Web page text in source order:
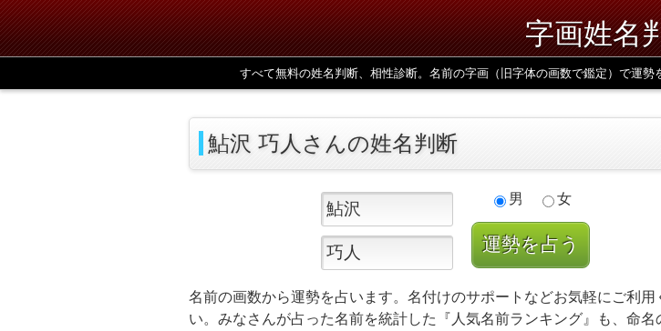
字画姓名
すべて無料の姓名判断、相性診断。名前の字画（旧字体の画数で鑑定）で運勢
鮎沢 巧人さんの姓名判断
男 女
名前の画数から運勢を占います。名付けのサポートなどお気軽にご利用
い。みなさんが占った名前を統計した『人気名前ランキング』も、命名